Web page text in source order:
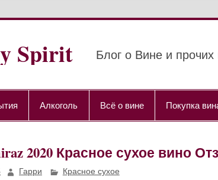
Spirit Блог о Вине и прочих
Алкоголь Всё о вине Покупка
2020 Красное сухое вино
Гарри Красное сухое